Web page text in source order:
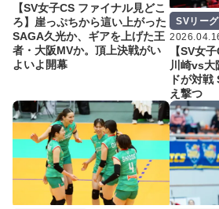
【SV女子CS ファイナル見どこ
ろ】崖っぷちから這い上がった
SAGA久光か、ギアを上げた王
者・大阪MVか。頂上決戦がい
よいよ開幕
SVリー
【SV女
川崎vs大
ドが対
え撃つ